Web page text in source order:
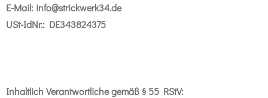
E-Mail: info@strickwerk34.de
USt-IdNr.: DE343824375
Inhaltlich Verantwortliche gemäß § 55 RStV: